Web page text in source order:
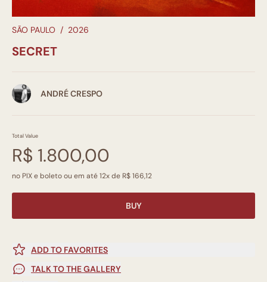
SÃO PAULO / 2026
SECRET
ANDRÉ CRESPO
Total Value
R$ 1.800,00
no PIX e boleto ou em até 12x de R$ 166,12
BUY
ADD TO FAVORITES
TALK TO THE GALLERY